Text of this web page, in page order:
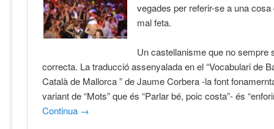
vegades per referir-se a una
mal feta.
Un castellanisme que no sempre
correcta. La traducció assenyalada en el “Vocabulari de
Català de Mallorca ” de Jaume Corbera -la font
variant de “Mots” que és “Parlar bé, poic costa”- és
Continua →